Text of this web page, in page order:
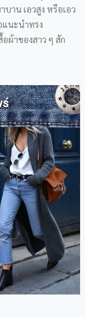
าน เอวสูง หรือเอว
แนะนำทรง
ผ้าของสาว ๆ สัก